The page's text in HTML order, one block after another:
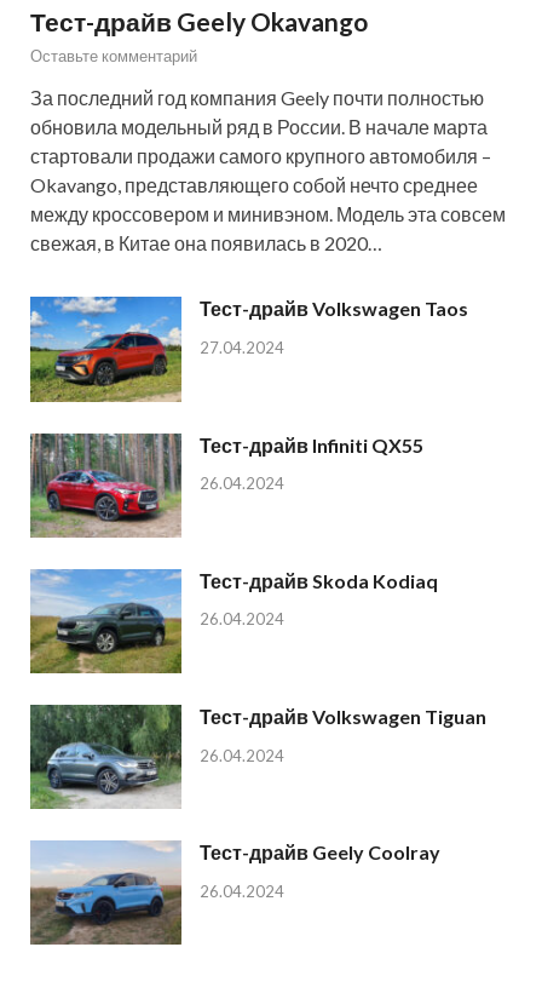
Тест-драйв Geely Okavango
Оставьте комментарий
За последний год компания Geely почти полностью
обновила модельный ряд в России. В начале марта
стартовали продажи самого крупного автомобиля –
Okavango, представляющего собой нечто среднее
между кроссовером и минивэном. Модель эта совсем
свежая, в Китае она появилась в 2020…
Тест-драйв Volkswagen Taos
27.04.2024
Тест-драйв Infiniti QX55
26.04.2024
Тест-драйв Skoda Kodiaq
26.04.2024
Тест-драйв Volkswagen Tiguan
26.04.2024
Тест-драйв Geely Coolray
26.04.2024